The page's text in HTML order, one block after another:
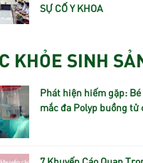
SỰ CỐ Y KHOA
KHỎE SINH
Phát hiện hiếm gặp:
mắc đa Polyp buồng tử